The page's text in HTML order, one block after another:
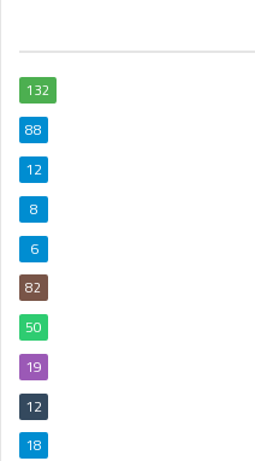
132
88
12
8
6
82
50
19
12
18